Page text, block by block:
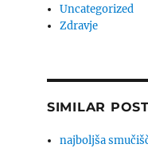
Uncategorized
Zdravje
SIMILAR
najboljša